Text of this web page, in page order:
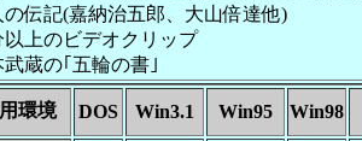
の伝記(嘉納治五郎、大山倍達他)
以上のビデオクリップ
武蔵の｢五輪の書｣
環境 DOS Win3.1 Win95
Win98